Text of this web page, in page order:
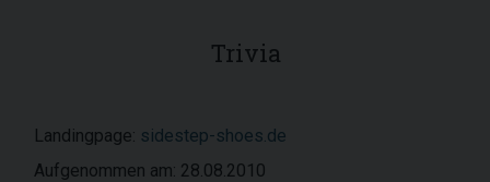
Trivia
Landingpage: sidestep-shoes.de
Aufgenommen am: 28.08.2010